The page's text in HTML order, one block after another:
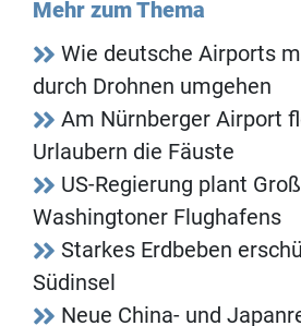
Mehr zum Thema
Wie deutsche Airports
durch Drohnen umgehen
Am Nürnberger Airport
Urlaubern die Fäuste
US-Regierung plant
Washingtoner Flughafens
Starkes Erdbeben
Südinsel
Neue China- und